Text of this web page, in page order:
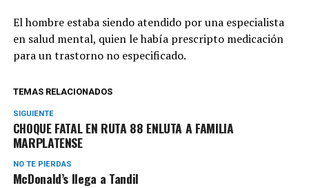
El hombre estaba siendo atendido por una especialista
en salud mental, quien le había prescripto medicación
para un trastorno no especificado.
TEMAS RELACIONADOS
SIGUIENTE
CHOQUE FATAL EN RUTA 88 ENLUTA A FAMILIA
MARPLATENSE
NO TE PIERDAS
McDonald’s llega a Tandil